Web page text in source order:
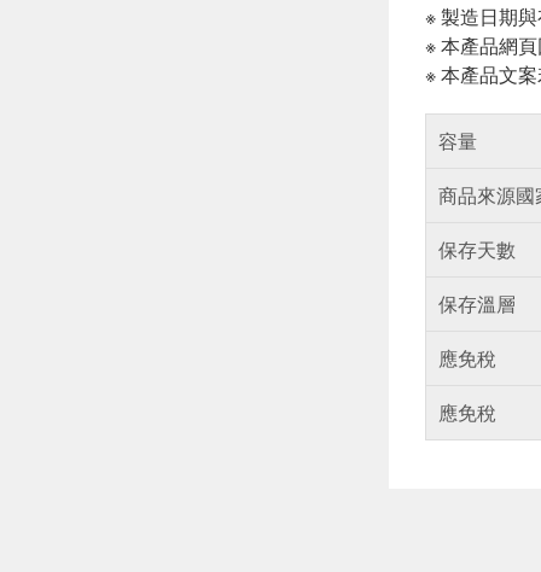
※ 製造日期
※ 本產品網
※ 本產品文
容量
商品來源國
保存天數
保存溫層
應免稅
應免稅